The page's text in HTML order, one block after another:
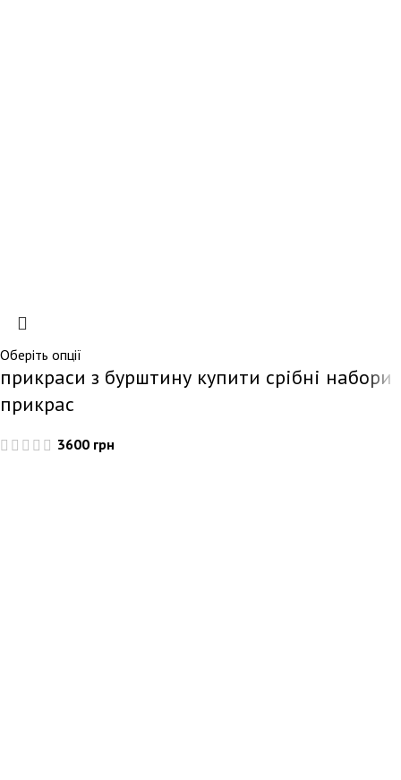
Оберіть опції
прикраси з бурштину купити срібні набори
прикрас
3600 грн